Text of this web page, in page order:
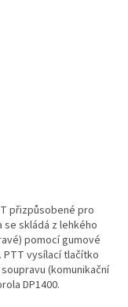
přizpůsobené pro
se skládá z lehkého
pomocí gumové
PTT vysílací tlačítko
(komunikační
DP1400.